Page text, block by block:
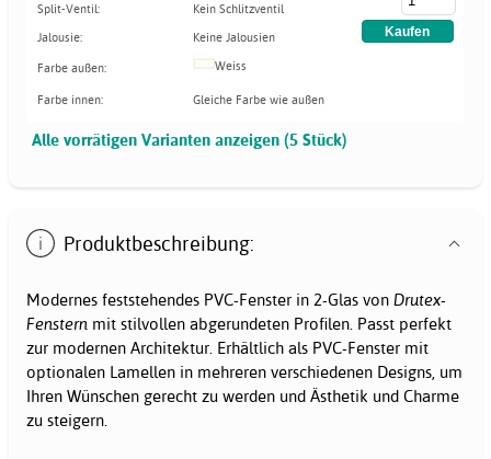
Split-Ventil:
Kein Schlitzventil
Jalousie:
Keine Jalousien
Farbe außen:
Weiss
Farbe innen: Gleiche Farbe wie außen
Alle vorrätigen Varianten anzeigen (5 Stück)
Produktbeschreibung:
Modernes feststehendes PVC-Fenster in 2-Glas von Drutex-
Fenstern mit stilvollen abgerundeten Profilen. Passt perfekt
zur modernen Architektur. Erhältlich als PVC-Fenster mit
optionalen Lamellen in mehreren verschiedenen Designs, um
Ihren Wünschen gerecht zu werden und Ästhetik und Charme
zu steigern.